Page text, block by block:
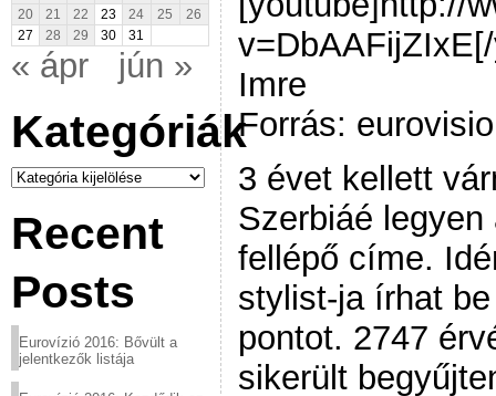
20
21 22 23 24 25
26
27
28 29 30 31
« ápr jún »
Kategóriák
Kategóriák
Recent
Posts
Eurovízió 2016: Bővült a
jelentkezők listája
Imre
Forrás:
3 évet kellett
Szerbiáé
fellépő címe.
stylist-ja írhat
pontot. 2747
sikerült